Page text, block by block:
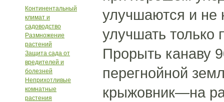
Континентальный
климат и
садоводство
Размножение
растений
Защита сада от
вредителей и
болезней
Неприхотливые
комнатные
растения
улучшаются и не
улучшать только
Прорыть канаву
перегнойной
крыжовник—на